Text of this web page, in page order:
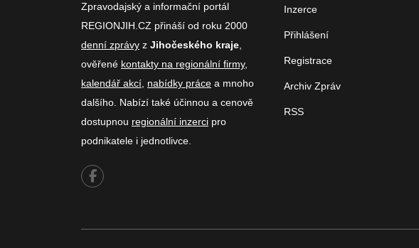
Zpravodajský a informační portál
REGIONJIH.CZ přináší od roku 2000
denní zprávy z Jihočeského kraje
ověřené kontakty na regionální firmy,
kalendář akcí nabídky práce a mnoho
dalšího. Nabízí také účinnou a cenově
dostupnou regionální inzerci pro
podnikatele i jednotlivce.
Inzerce
Přihlášení
Registrace
Archiv Zpráv
RSS